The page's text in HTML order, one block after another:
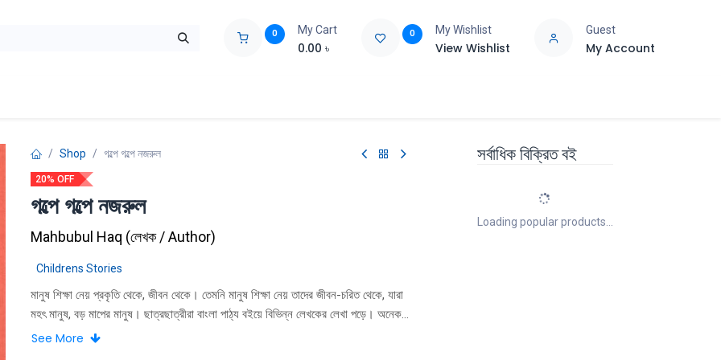
0 My Cart
0.00 ৳
0 My Wishlist
View Wishlist
Guest
My Account
Shop গল্পে গল্পে নজরুল
20% OFF
গল্পে গল্পে নজরুল
Mahbubul Haq (লেখক / Author)
Childrens Stories
মানুষ শিক্ষা নেয় প্রকৃতি থেকে, জীবন থেকে। তেমনি মানুষ শিক্ষা নেয় তাদের জীবন-চরিত থেকে, যারা
মহৎ মানুষ, বড় মাপের মানুষ। ছাত্রছাত্রীরা বাংলা পাঠ্য বইয়ে বিভিন্ন লেখকের লেখা পড়ে। অনেক
মহৎ মানুষের জীবন নিয়ে রচিত ছােট ছােট লেখার সঙ্গেও তাদের পরিচয় হয়। কিন্তু এই সব ব্যক্তিত্ব
See More
সর্বাধিক বিক্রিত বই
Loading popular products...